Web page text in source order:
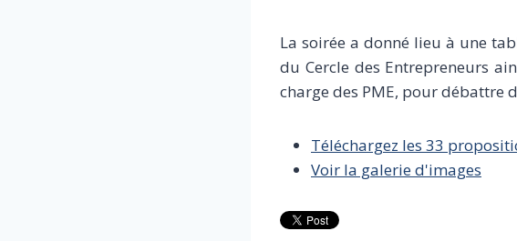
La soirée a donné lieu à une
du Cercle des Entrepreneurs
charge des PME, pour débattre
Téléchargez les 33
Voir la galerie d'images